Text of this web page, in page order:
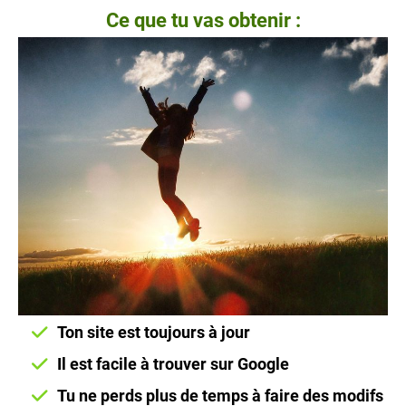
Ce que tu vas obtenir :
Ton site est toujours à jour
Il est facile à trouver sur Google
Tu ne perds plus de temps à faire des modifs